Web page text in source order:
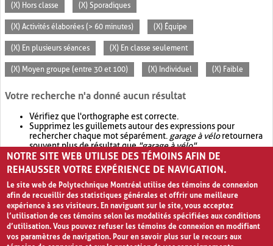
(X) Hors classe (X) Sporadiques
(X) Activités élaborées (> 60 minutes) (X) Équipe
(X) En plusieurs séances (X) En classe seulement
(X) Moyen groupe (entre 30 et 100) (X) Individuel (X) Faible
Votre recherche n'a donné aucun résultat
Vérifiez que l'orthographe est correcte.
Supprimez les guillemets autour des expressions pour
rechercher chaque mot séparément. garage à véloretournera
souvent plus de résultat que"garage à vélo".
Envisagez d'élargir votre recherche avec OR.garage OR vélo
retournera souvent plus de résultat quegarage à vélo
NOTRE SITE WEB UTILISE DES TÉMOINS AFIN DE
REHAUSSER VOTRE EXPÉRIENCE DE NAVIGATION.
Le site web de Polytechnique Montréal utilise des témoins de connexion
afin de recueillir des statistiques générales et offrir une meilleure
expérience à ses visiteurs. En naviguant sur le site, vous acceptez
l’utilisation de ces témoins selon les modalités spécifiées aux conditions
d’utilisation. Vous pouvez refuser les témoins de connexion en modifiant
vos paramètres de navigation. Pour en savoir plus sur le recours aux